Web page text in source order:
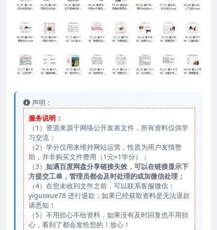
声明：
服务说明：
（1）资源来源于网络公开发表文件，所有资料仅供学
习交流；
（2）学分仅用来维持网站运营，性质为用户友情赞
助，并非购买文件费用（1元=1学分）；
（3） 如遇百度网盘分享链接失效，可以在链接显示下
方提交工单，管理员都会及时处理的或加微信处理；
（4）在您未收到文件之前，可以联系客服微信：
yiguoxue78 进行退款；如果已经获取资料是无法退款
请悉知！
（5）不用担心不给资料，如果没有及时回复也不用担
心，看到了都会发给您的！放心！